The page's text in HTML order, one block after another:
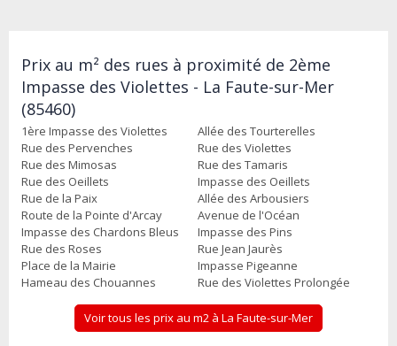
Prix au m² des rues à proximité de 2ème
Impasse des Violettes - La Faute-sur-Mer
(85460)
1ère Impasse des Violettes
Allée des Tourterelles
Rue des Pervenches
Rue des Violettes
Rue des Mimosas
Rue des Tamaris
Rue des Oeillets
Impasse des Oeillets
Rue de la Paix
Allée des Arbousiers
Route de la Pointe d'Arcay
Avenue de l'Océan
Impasse des Chardons Bleus
Impasse des Pins
Rue des Roses
Rue Jean Jaurès
Place de la Mairie
Impasse Pigeanne
Hameau des Chouannes
Rue des Violettes Prolongée
Voir tous les prix au m2 à La Faute-sur-Mer